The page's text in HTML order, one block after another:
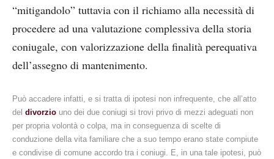
“mitigandolo” tuttavia con il richiamo alla necessità di
procedere ad una valutazione complessiva della storia
coniugale, con valorizzazione della finalità perequativa
dell’assegno di mantenimento.
Può accadere infatti, e si tratta di ipotesi non infrequente, che all’atto
del divorzio uno dei due coniugi si trovi privo di mezzi adeguati non
per propria volontà o colpa, ma in conseguenza di scelte di
conduzione della vita familiare che a suo tempo erano state compiute
e condivise di comune accordo tra i coniugi. E, in una tale ipotesi, può